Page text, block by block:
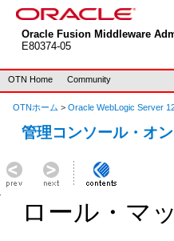
Oracle Fusion Middleware
E80374-05
OTN Home Community
OTNホーム > Oracle WebLogic Server
管理コンソール・オ
ロール・マ